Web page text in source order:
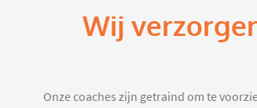
Wij
Onze coaches zijn getraind om te